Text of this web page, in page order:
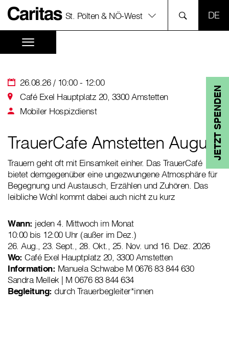
St. Pölten & NÖ-West
JETZT SPENDEN
26.08.26 / 10:00 - 12:00
Café Exel Hauptplatz 20, 3300 Amstetten
Mobiler Hospizdienst
TrauerCafe Amstetten August
Trauern geht oft mit Einsamkeit einher. Das TrauerCafé
bietet demgegenüber eine ungezwungene Atmosphäre für
Begegnung und Austausch, Erzählen und Zuhören. Das
leibliche Wohl kommt dabei auch nicht zu kurz
Wann: jeden 4. Mittwoch im Monat
10:00 bis 12:00 Uhr (außer im Dez.)
26. Aug., 23. Sept., 28. Okt., 25. Nov. und 16. Dez. 2026
Wo: Café Exel Hauptplatz 20, 3300 Amstetten
Information: Manuela Schwabe M 0676 83 844 630
Sandra Mellek | M 0676 83 844 634
Begleitung: durch Trauerbegleiter*innen